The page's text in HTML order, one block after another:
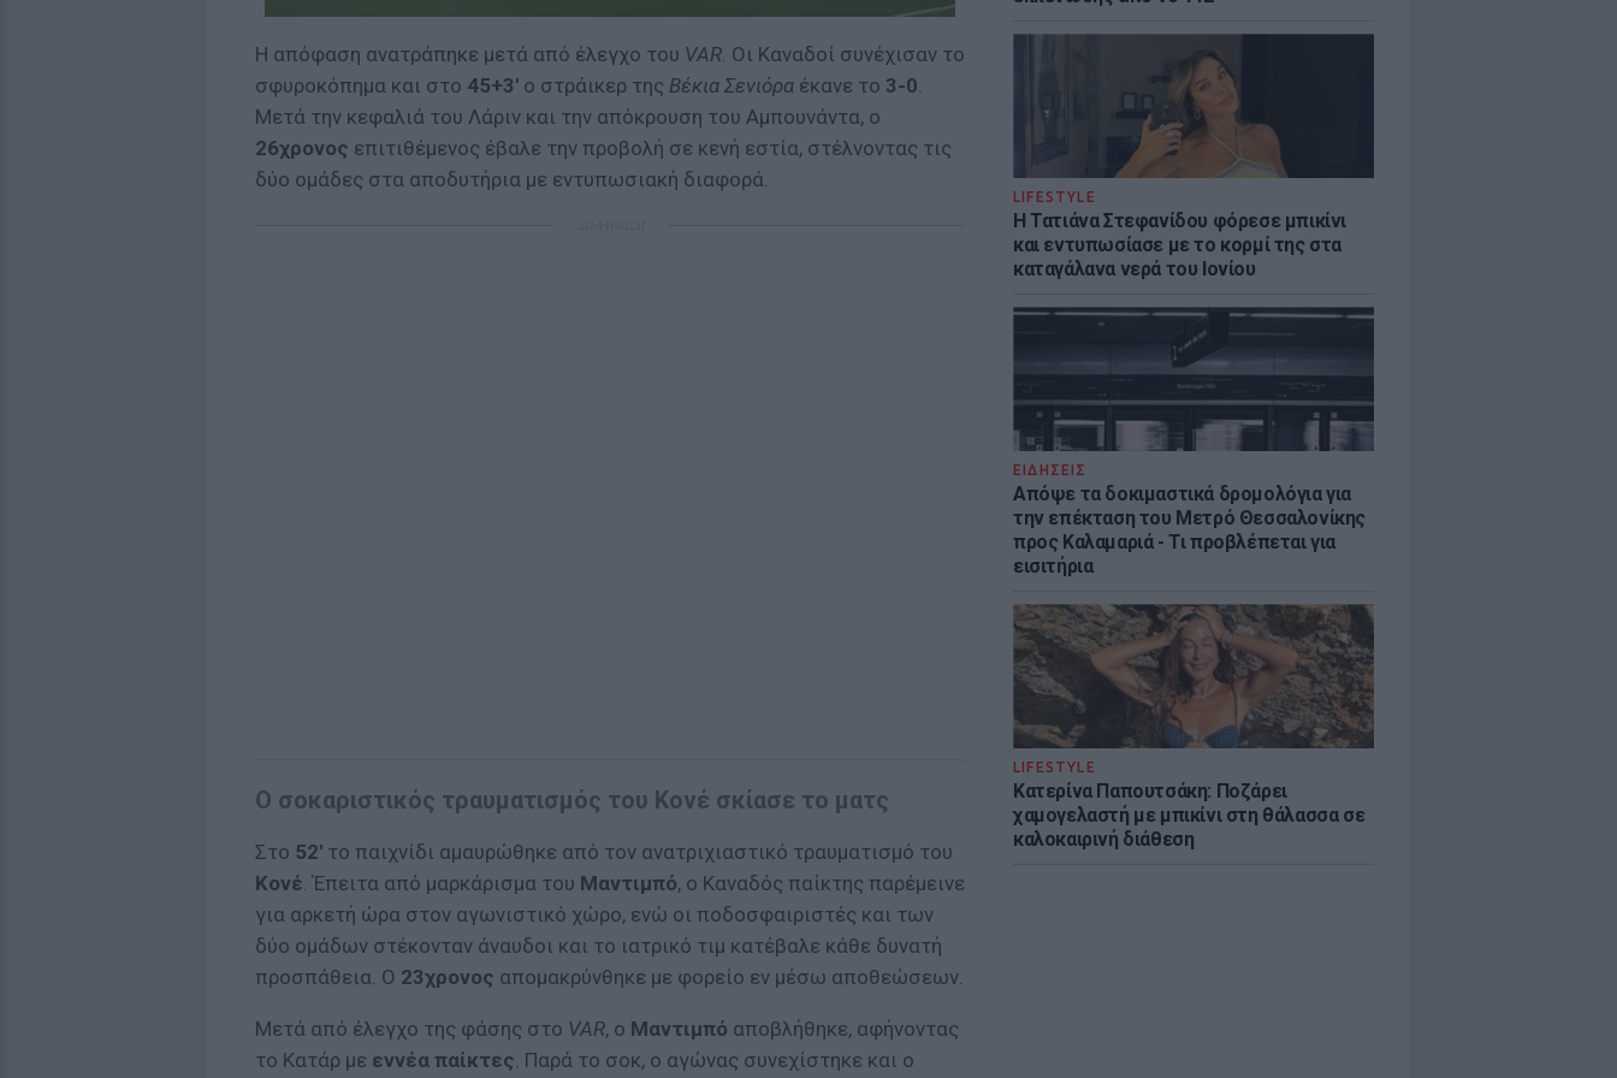
LIFESTYLE
Η Τατιάνα Στεφανίδου φόρεσε μπικίνι
και εντυπωσίασε με το κορμί της στα
καταγάλανα νερά του Ιονίου
ΕΙΔΗΣΕΙΣ
Απόψε τα δοκιμαστικά δρομολόγια για
την επέκταση του Μετρό Θεσσαλονίκης
προς Καλαμαριά - Τι προβλέπεται για
εισιτήρια
LIFESTYLE
Κατερίνα Παπουτσάκη: Ποζάρει
χαμογελαστή με μπικίνι στη θάλασσα σε
καλοκαιρινή διάθεση
Η απόφαση ανατράπηκε μετά από έλεγχο του VAR. Οι Καναδοί συνέχισαν το
σφυροκόπημα και στο 45+3' ο στράικερ της Βέκια Σενιόρα έκανε το 3-0.
Μετά την κεφαλιά του Λάριν και την απόκρουση του Αμπουνάντα, ο
26χρονος επιτιθέμενος έβαλε την προβολή σε κενή εστία, στέλνοντας τις
δύο ομάδες στα αποδυτήρια με εντυπωσιακή διαφορά.
Ο σοκαριστικός τραυματισμός του Κονέ σκίασε το ματς
Στο 52' το παιχνίδι αμαυρώθηκε από τον ανατριχιαστικό τραυματισμό του
Κονέ. Έπειτα από μαρκάρισμα του Μαντιμπό, ο Καναδός παίκτης παρέμεινε
για αρκετή ώρα στον αγωνιστικό χώρο, ενώ οι ποδοσφαιριστές και των
δύο ομάδων στέκονταν άναυδοι και το ιατρικό τιμ κατέβαλε κάθε δυνατή
προσπάθεια. Ο 23χρονος απομακρύνθηκε με φορείο εν μέσω αποθεώσεων.
Μετά από έλεγχο της φάσης στο VAR, ο Μαντιμπό αποβλήθηκε, αφήνοντας
το Κατάρ με εννέα παίκτες. Παρά το σοκ, ο αγώνας συνεχίστηκε και ο